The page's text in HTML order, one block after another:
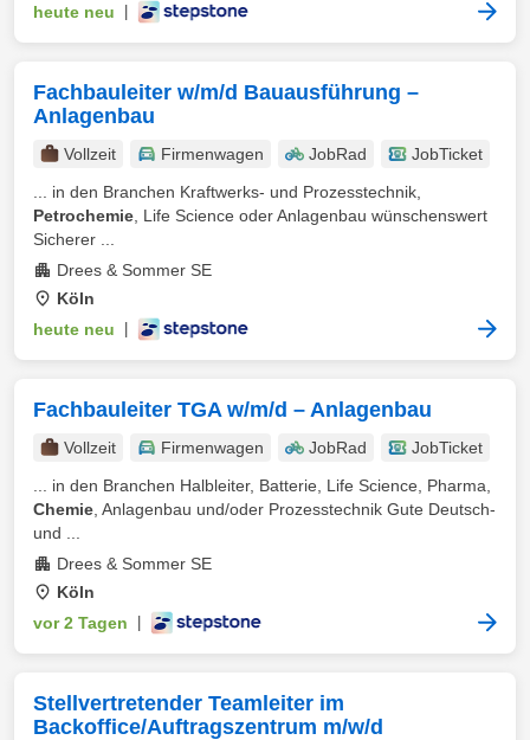
heute neu
Fachbauleiter w/m/d Bauausführung –
Anlagenbau
Vollzeit Firmenwagen JobRad
JobTicket
... in den Branchen Kraftwerks- und Prozesstechnik,
Petrochemie , Life Science oder Anlagenbau wünschenswert
Sicherer ...
Drees & Sommer SE
Köln
heute neu
Fachbauleiter TGA w/m/d – Anlagenbau
Vollzeit Firmenwagen JobRad
JobTicket
... in den Branchen Halbleiter, Batterie, Life Science, Pharma,
Chemie , Anlagenbau und/oder Prozesstechnik Gute Deutsch-
und ...
Drees & Sommer SE
Köln
vor 2 Tagen
Stellvertretender Teamleiter im
Backoffice/Auftragszentrum m/w/d